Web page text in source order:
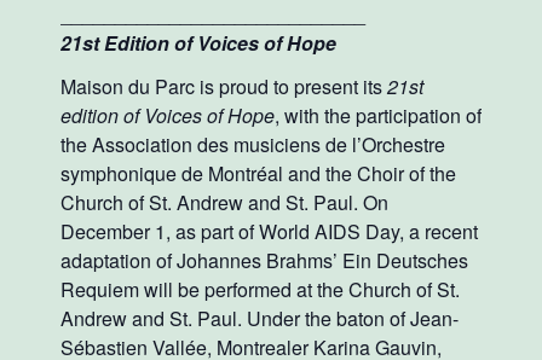
21st Edition of Voices of Hope
Maison du Parc is proud to present its21st
edition of Voices of Hope, with the participation of
the Association des musiciens de l’Orchestre
symphonique de Montréal and the Choir of the
Church of St. Andrew and St. Paul. On
December 1, as part of World AIDS Day, a recent
adaptation of Johannes Brahms’ Ein Deutsches
Requiem will be performed at the Church of St.
Andrew and St. Paul. Under the baton of Jean-
Sébastien Vallée, Montrealer Karina Gauvin,